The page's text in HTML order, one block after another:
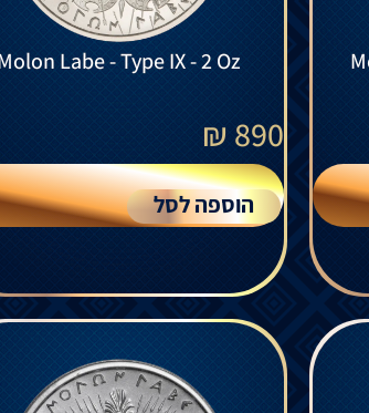
Molon Labe - Type IX - 2 Oz
890
₪
הוספה לסל